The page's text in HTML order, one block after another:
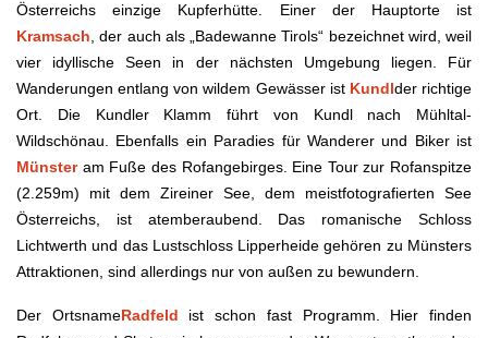
Österreichs einzige Kupferhütte. Einer der Hauptorte ist
Kramsach, der auch als „Badewanne Tirols“ bezeichnet wird, weil
vier idyllische Seen in der nächsten Umgebung liegen. Für
Wanderungen entlang von wildem Gewässer ist Kundlder richtige
Ort. Die Kundler Klamm führt von Kundl nach Mühltal-
Wildschönau. Ebenfalls ein Paradies für Wanderer und Biker ist
Münsteram Fuße des Rofangebirges. Eine Tour zur Rofanspitze
(2.259m) mit dem Zireiner See, dem meistfotografierten See
Österreichs, ist atemberaubend. Das romanische Schloss
Lichtwerth und das Lustschloss Lipperheide gehören zu Münsters
Attraktionen, sind allerdings nur von außen zu bewundern.
Der OrtsnameRadfeld ist schon fast Programm. Hier finden